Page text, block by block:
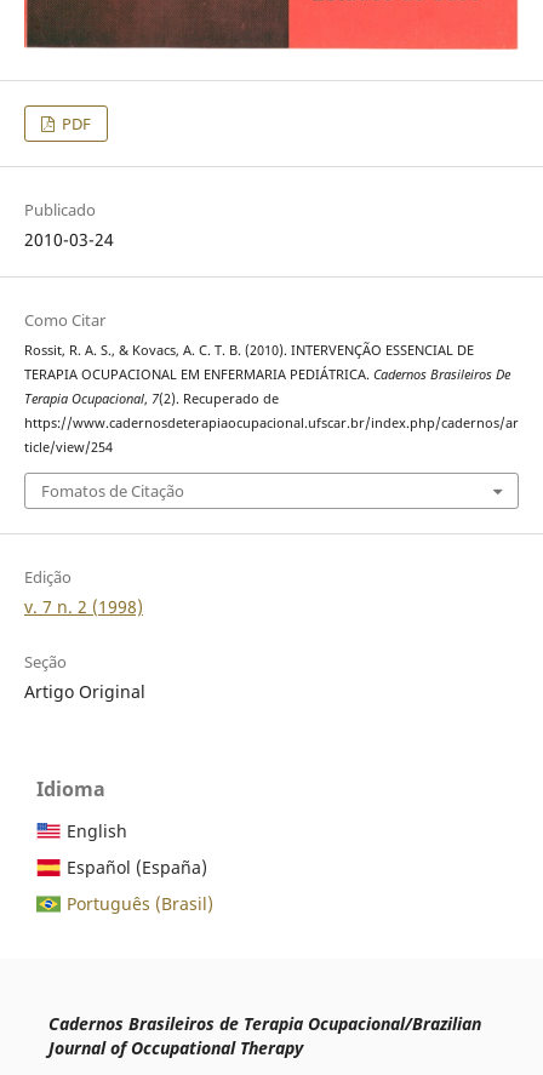
PDF
Publicado
2010-03-24
Como Citar
Rossit, R. A. S., & Kovacs, A. C. T. B. (2010). INTERVENÇÃO ESSENCIAL DE
TERAPIA OCUPACIONAL EM ENFERMARIA PEDIÁTRICA. Cadernos Brasileiros De
Terapia Ocupacional, 7(2). Recuperado de
https://www.cadernosdeterapiaocupacional.ufscar.br/index.php/cadernos/ar
ticle/view/254
Fomatos de Citação
Edição
v. 7 n. 2 (1998)
Seção
Artigo Original
Idioma
English
Español (España)
Português (Brasil)
Cadernos Brasileiros de Terapia Ocupacional/Brazilian
Journal of Occupational Therapy